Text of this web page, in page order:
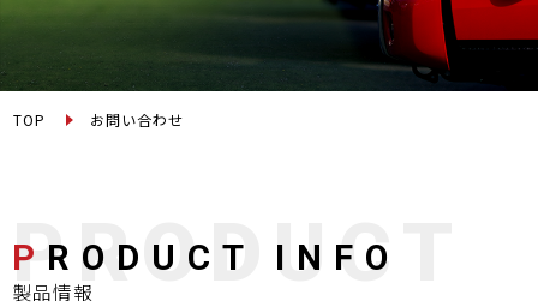
TOP お問い合わせ
P RODUCT INFO
製品情報